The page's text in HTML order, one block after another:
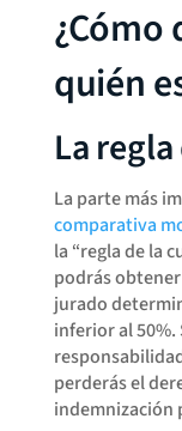
quién
La
La parte más
comparativa
la “regla de la
podrás
jurado
inferior al
perderás el
indemnización